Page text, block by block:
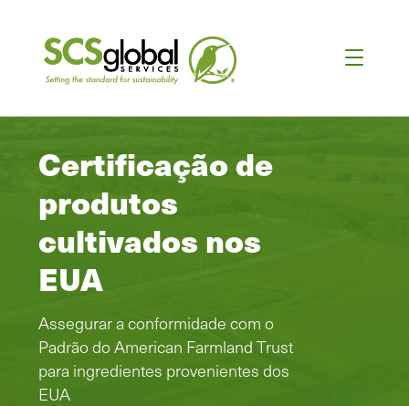
Certificação de
produtos
cultivados nos
EUA
Assegurar a conformidade com o
Padrão do American Farmland Trust
para ingredientes provenientes dos
EUA